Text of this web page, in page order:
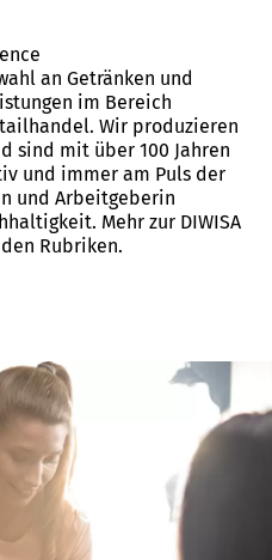
an Getränken und
im Bereich
Wir produzieren
sind mit über 100 Jahren
und immer am Puls der
und Arbeitgeberin
Mehr zur DIWISA
Rubriken.